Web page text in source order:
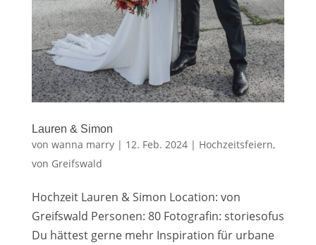
Lauren & Simon
von wanna marry| 12. Feb. 2024| Hochzeitsfeiern,
von Greifswald
Hochzeit Lauren & Simon Location: von
Greifswald Personen: 80 Fotografin: storiesofus
Du hättest gerne mehr Inspiration für urbane